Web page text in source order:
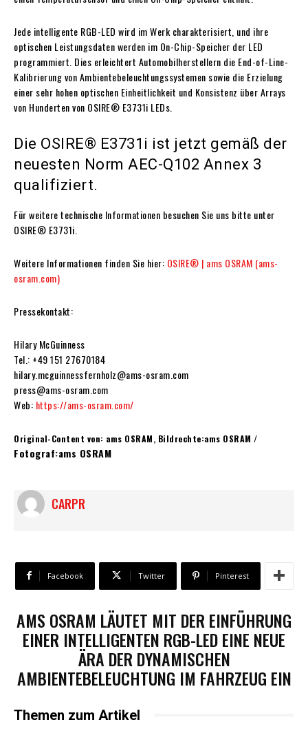
Jede intelligente RGB-LED wird im Werk charakterisiert, und ihre
optischen Leistungsdaten werden im On-Chip-Speicher der LED
programmiert. Dies erleichtert Automobilherstellern die End-of-Line-
Kalibrierung von Ambientebeleuchtungssystemen sowie die Erzielung
einer sehr hohen optischen Einheitlichkeit und Konsistenz über Arrays
von Hunderten von OSIRE® E3731i LEDs.
Die OSIRE® E3731i ist jetzt gemäß der
neuesten Norm AEC-Q102 Annex 3
qualifiziert.
Für weitere technische Informationen besuchen Sie uns bitte unter
OSIRE® E3731i.
Weitere Informationen finden Sie hier: OSIRE® | ams OSRAM (ams-
osram.com)
Pressekontakt:
Hilary McGuinness
Tel.: +49 151 27670184
hilary.mcguinnessfernholz@ams-osram.com
press@ams-osram.com
Web: https://ams-osram.com/
Original-Content von: ams OSRAM, Bildrechte:ams OSRAM /
Fotograf:ams OSRAM
CARPR
Facebook Twitter Pinterest
AMS OSRAM LÄUTET MIT DER EINFÜHRUNG
EINER INTELLIGENTEN RGB-LED EINE NEUE
ÄRA DER DYNAMISCHEN
AMBIENTEBELEUCHTUNG IM FAHRZEUG EIN
Themen zum Artikel